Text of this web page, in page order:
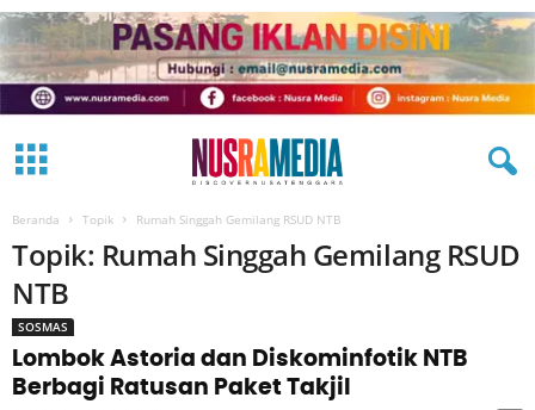
Beranda Topik Rumah Singgah Gemilang RSUD NTB
Topik: Rumah Singgah Gemilang RSUD
NTB
SOSMAS
Lombok Astoria dan Diskominfotik NTB
Berbagi Ratusan Paket Takjil